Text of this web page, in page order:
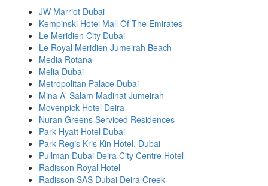
JW Marriot Dubai
Kempinski Hotel Mall Of The Emirates
Le Meridien City Dubai
Le Royal Meridien Jumeirah Beach
Media Rotana
Melia Dubai
Metropolitan Palace Dubai
Mina A' Salam Madinat Jumeirah
Movenpick Hotel Deira
Nuran Greens Serviced Residences
Park Hyatt Hotel Dubai
Park Regis Kris Kin Hotel, Dubai
Pullman Dubai Deira City Centre Hotel
Radisson Royal Hotel
Radisson SAS Dubai Deira Creek